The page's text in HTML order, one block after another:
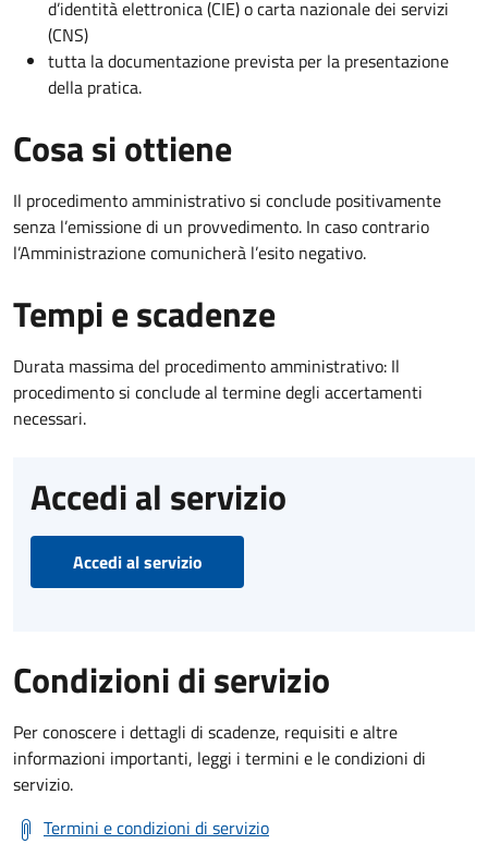
d’identità elettronica (CIE) o carta nazionale dei servizi
(CNS)
tutta la documentazione prevista per la presentazione
della pratica.
Cosa si ottiene
Il procedimento amministrativo si conclude positivamente
senza l’emissione di un provvedimento. In caso contrario
l’Amministrazione comunicherà l’esito negativo.
Tempi e scadenze
Durata massima del procedimento amministrativo: Il
procedimento si conclude al termine degli accertamenti
necessari.
Accedi al servizio
Accedi al servizio
Condizioni di servizio
Per conoscere i dettagli di scadenze, requisiti e altre
informazioni importanti, leggi i termini e le condizioni di
servizio.
Termini e condizioni di servizio